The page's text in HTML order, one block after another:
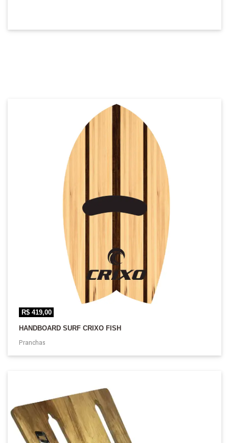
R$419,00
HANDBOARD SURF CRIXO FISH
Pranchas